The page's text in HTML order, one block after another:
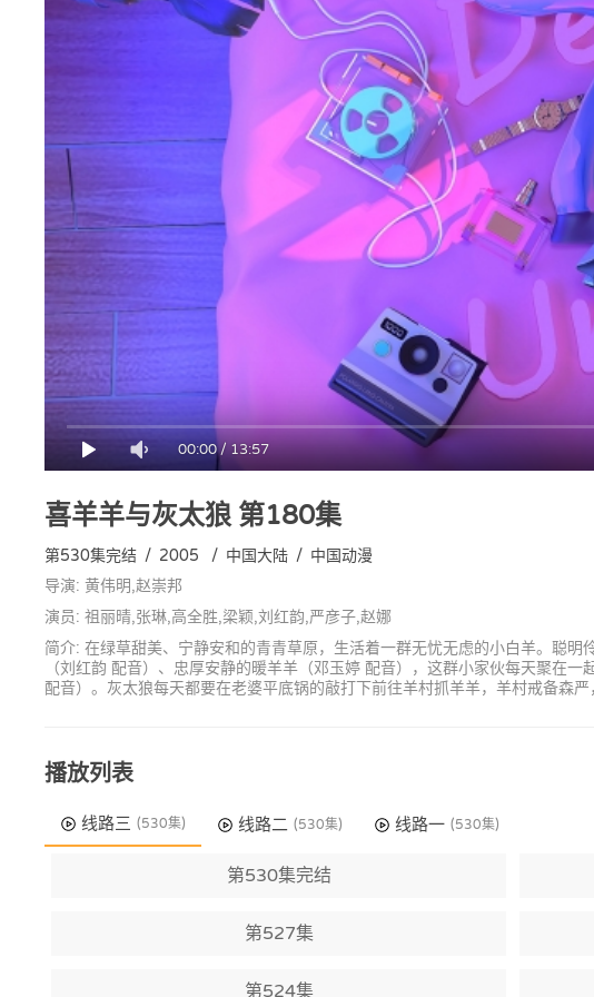
00:00/13:57
喜羊羊与灰太狼第180集
第530集完结 / 2005 / 中国大陆 / 中国动漫
导演: 黄伟明,赵崇邦
演员: 祖丽晴,张琳,高全胜,梁颖,刘红韵,严彦子,赵娜
简介: 在绿草甜美、宁静安和的青青草原，生活着一群无忧无虑的小白羊。聪
（刘红韵 配音）、忠厚安静的暖羊羊（邓玉婷 配音），这群小家伙每天聚在
配音）。灰太狼每天都要在老婆平底锅的敲打下前往羊村抓羊羊，羊村戒备森
播放列表
线路三 (530集) 线路二 (530集) 线路一 (530集)
第530集完结
第527集
第524集